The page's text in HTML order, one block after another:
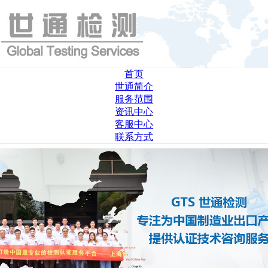
首页
世通简介
服务范围
资讯中心
客服中心
联系方式